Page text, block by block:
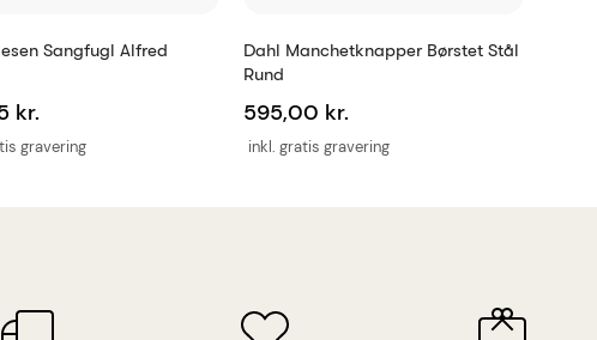
Sangfugl Alfred
gravering
kr.
Dahl Manchetknapper Børstet Stål
Rund
inkl. gratis gravering
595,00 kr.